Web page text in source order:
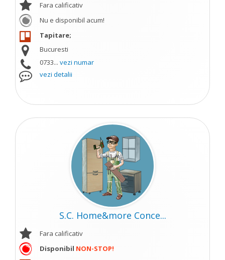
Fara calificativ
Nu e disponibil acum!
Tapitare;
Bucuresti
0733... vezi numar
vezi detalii
S.C. Home&more Conce...
Fara calificativ
Disponibil NON-STOP!